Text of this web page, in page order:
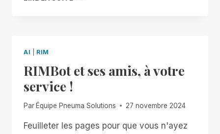
ACCESSIBILITY
ENHANCED!
AI RIM
RIMBot et ses amis, à votre
service !
Par Équipe Pneuma Solutions 27 novembre 2024
Feuilleter les pages pour que vous n'ayez